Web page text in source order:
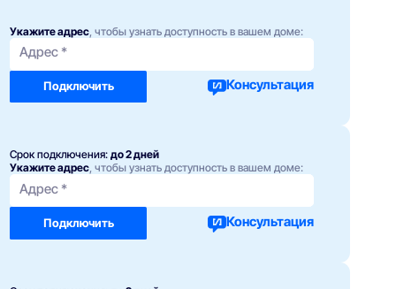
Укажите адрес , чтобы узнать доступность в вашем доме:
Адрес *
Подключить Консультация
Срок подключения:до 2 дней
Укажите адрес, чтобы узнать доступность в вашем доме:
Адрес *
Подключить Консультация